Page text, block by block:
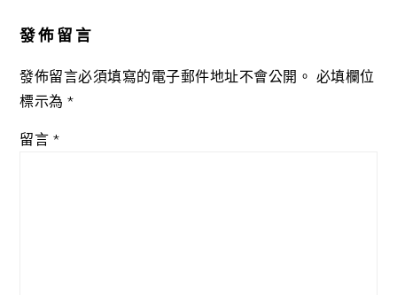
發佈留言
發佈留言必須填寫的電子郵件地址不會公開。 必填欄位
標示為*
留言 *